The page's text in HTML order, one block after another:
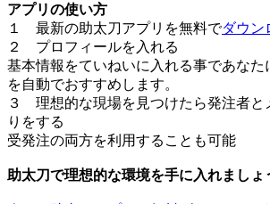
アプリの使い方
１ 最新の助太刀アプリを無料でダウン
２ プロフィールを入れる
基本情報をていねいに入れる事であなた
を自動でおすすめします。
３ 理想的な現場を見つけたら発注者と
りをする
受発注の両方を利用することも可能
助太刀で理想的な環境を手に入れましょ